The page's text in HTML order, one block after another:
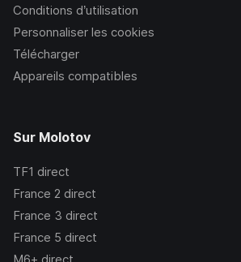
Conditions d’utilisation
Personnaliser les cookies
Télécharger
Appareils compatibles
Sur Molotov
TF1 direct
France 2 direct
France 3 direct
France 5 direct